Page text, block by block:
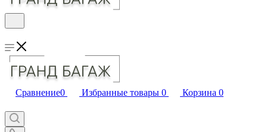
Сравнение0 Избранные товары 0 Корзина 0